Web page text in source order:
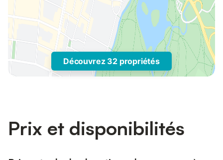
Découvrez 32 propriétés
Prix et disponibilités